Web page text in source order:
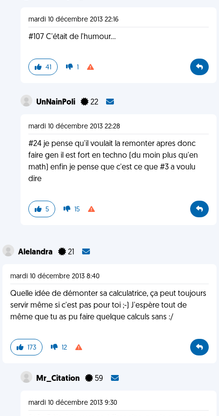
mardi 10 décembre 2013 22:16
#107 C'était de l'humour...
41 1
UnNainPoli 22
mardi 10 décembre 2013 22:28
#24 je pense qu'il voulait la remonter apres donc
faire gen il est fort en techno (du moin plus qu'en
math) enfin je pense que c'est ce que #3 a voulu
dire
5 15
Alelandra 21
mardi 10 décembre 2013 8:40
Quelle idée de démonter sa calculatrice, ça peut toujours
servir même si c'est pas pour toi ;-) J'espère tout de
même que tu as pu faire quelque calculs sans :/
173 12
Mr_Citation 59
mardi 10 décembre 2013 9:30